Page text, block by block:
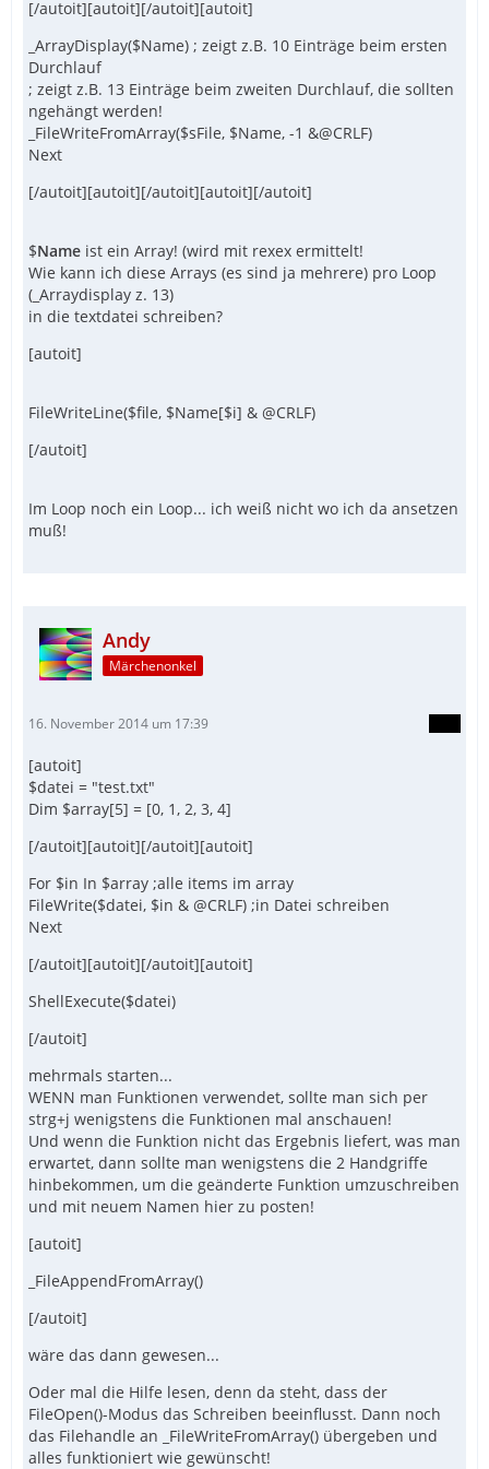
[/autoit][autoit][/autoit][autoit]
_ArrayDisplay($Name) ; zeigt z.B. 10 Einträge beim ersten
Durchlauf
; zeigt z.B. 13 Einträge beim zweiten Durchlauf, die sollten
ngehängt werden!
_FileWriteFromArray($sFile, $Name, -1 &@CRLF)
Next
[/autoit][autoit][/autoit][autoit][/autoit]
$Name ist ein Array! (wird mit rexex ermittelt!
Wie kann ich diese Arrays (es sind ja mehrere) pro Loop
(_Arraydisplay z. 13)
in die textdatei schreiben?
[autoit]
FileWriteLine($file, $Name[$i] & @CRLF)
[/autoit]
Im Loop noch ein Loop... ich weiß nicht wo ich da ansetzen
muß!
Andy
Märchenonkel
16. November 2014 um 17:39
[autoit]
$datei = "test.txt"
Dim $array[5] = [0, 1, 2, 3, 4]
[/autoit][autoit][/autoit][autoit]
For $in In $array ;alle items im array
FileWrite($datei, $in & @CRLF) ;in Datei schreiben
Next
[/autoit][autoit][/autoit][autoit]
ShellExecute($datei)
[/autoit]
mehrmals starten...
WENN man Funktionen verwendet, sollte man sich per
strg+j wenigstens die Funktionen mal anschauen!
Und wenn die Funktion nicht das Ergebnis liefert, was man
erwartet, dann sollte man wenigstens die 2 Handgriffe
hinbekommen, um die geänderte Funktion umzuschreiben
und mit neuem Namen hier zu posten!
[autoit]
_FileAppendFromArray()
[/autoit]
wäre das dann gewesen...
Oder mal die Hilfe lesen, denn da steht, dass der
FileOpen()-Modus das Schreiben beeinflusst. Dann noch
das Filehandle an _FileWriteFromArray() übergeben und
alles funktioniert wie gewünscht!